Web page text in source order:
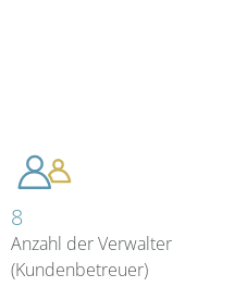
8
Anzahl der Verwalter
(Kundenbetreuer)